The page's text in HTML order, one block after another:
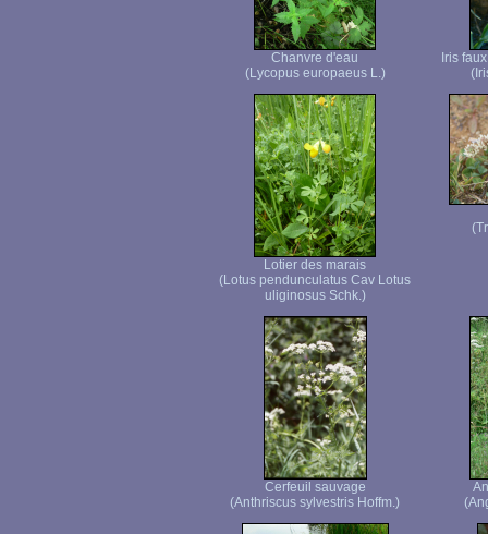
Chanvre d'eau
(Lycopus europaeus L.)
Iris
Lotier des marais
(Lotus pendunculatus Cav Lotus
uliginosus Schk.)
Cerfeuil sauvage
(Anthriscus sylvestris Hoffm.)